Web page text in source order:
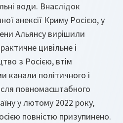
води. Внаслідок
анексії Криму Росією, у
Альянсу вирішили
цивільне і
з Росією, втім
канали політичного і
повномасштабного
у лютому 2022 року,
повністю призупинено.